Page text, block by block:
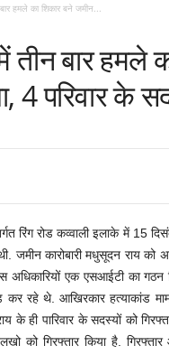
हमले का शिकार बने जमीन...
तीन बार हमले
4 परिवार के
रिंग रोड कव्वाली इलाके में 15
जमीन कारोबारी मधुसूदन राय को
एक एसआईटी का गठन
कर रहे थे. आखिरकार हत्याकांड
के ही पारिवार के सदस्यों को
को गिरफ्तार किया है.